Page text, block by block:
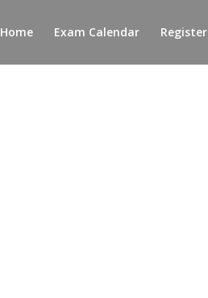
Home Exam Calendar Register